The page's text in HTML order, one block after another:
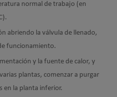
normal de trabajo (en
abriendo la válvula de llenado,
funcionamiento.
y la fuente de calor, y
plantas, comenzar a purgar
en la planta inferior.